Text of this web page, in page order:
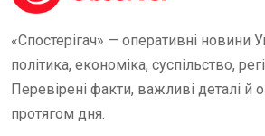
«Спостерігач» — оперативні новини
політика, економіка, суспільство,
Перевірені факти, важливі деталі й
протягом дня.